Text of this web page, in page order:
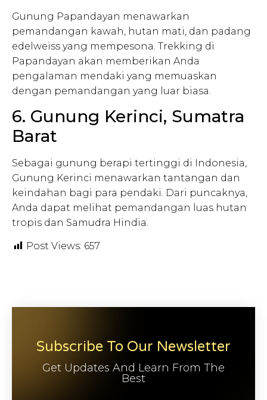
Gunung Papandayan menawarkan
pemandangan kawah, hutan mati, dan padang
edelweiss yang mempesona. Trekking di
Papandayan akan memberikan Anda
pengalaman mendaki yang memuaskan
dengan pemandangan yang luar biasa.
6. Gunung Kerinci, Sumatra
Barat
Sebagai gunung berapi tertinggi di Indonesia,
Gunung Kerinci menawarkan tantangan dan
keindahan bagi para pendaki. Dari puncaknya,
Anda dapat melihat pemandangan luas hutan
tropis dan Samudra Hindia.
Post Views: 657
Subscribe To Our Newsletter
Get Updates And Learn From The
Best